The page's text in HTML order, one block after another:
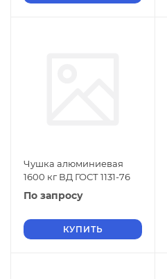
Чушка алюминиевая
1600 кг ВД ГОСТ 1131-76
По запросу
КУПИТЬ